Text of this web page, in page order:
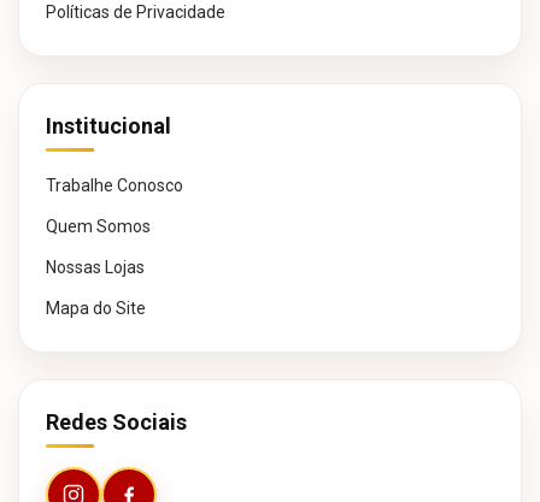
Políticas de Privacidade
Institucional
Trabalhe Conosco
Quem Somos
Nossas Lojas
Mapa do Site
Redes Sociais